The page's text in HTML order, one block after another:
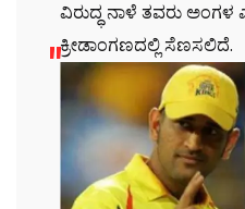
ವಿರುದ್ಧ ನಾಳೆ ತವರು
ಕ್ರೀಡಾಂಗಣದಲ್ಲಿ ಸೆಣಸಲಿದೆ.